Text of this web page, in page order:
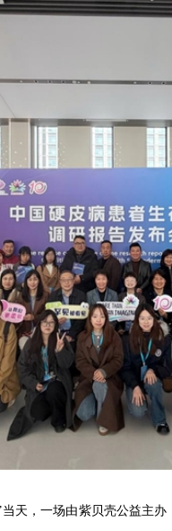
当天，一场由紫贝壳公益主